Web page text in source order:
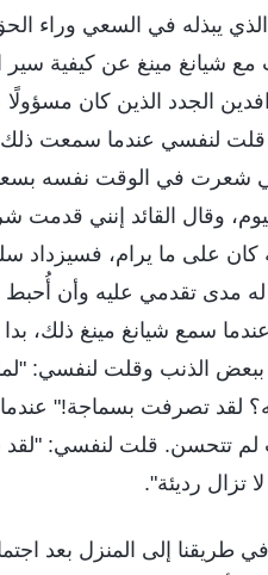
يبذله في السعي وراء
مع شيانغ مينغ عن كيفية سير
الجدد الذين كان
قلت لنفسي عندما سمعت
شعرت في الوقت نفسه
وقال القائد إنني
كان على ما يرام،
مدى تقدمي عليه وأن أُحبط
عندما سمع شيانغ مينغ ذلك،
الذنب وقلت لنفسي:
لقد تصرفت بسماجة!"
لم تتحسن. قلت لنفسي:
تزال رديئة".
في طريقنا إلى المنزل بعد